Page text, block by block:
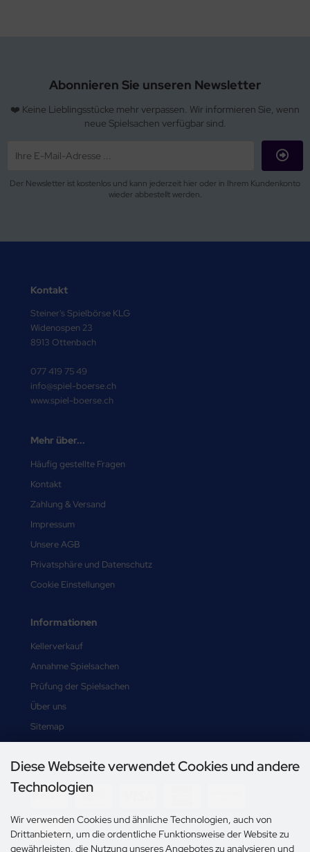
Abonnieren Sie unseren Newsletter
❤️ Keine Lieblingsstücke mehr verpassen. Wir informieren Sie, wenn
neue Spielsachen verfügbar sind.
Der Newsletter ist kostenlos und kann jederzeit hier oder in Ihrem Kundenkonto
wieder abbestellt werden.
Kontakt
Steiner's Spielbörse KLG
Widenospen 23
8913 Ottenbach
077 419 75 49
info@spiel-boerse.ch
www.spiel-boerse.ch
Mehr über...
Häufig gestellte Fragen
Kontakt
Zahlung & Versand
Impressum
Unsere AGB
Privatsphäre und Datenschutz
Cookie Einstellungen
Informationen
Kellerverkauf
Annahme Spielsachen
Prüfung der Spielsachen
Über uns
Sitemap
Zahlungsmethoden
Diese Webseite verwendet Cookies und andere
Technologien
Wir verwenden Cookies und ähnliche Technologien, auch von
Drittanbietern, um die ordentliche Funktionsweise der Website zu
gewährleisten, die Nutzung unseres Angebotes zu analysieren und